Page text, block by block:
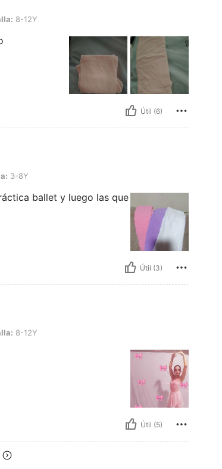
8-12Y
Útil (6)
3-8Y
ballet y luego las que
Útil (3)
8-12Y
Útil (5)